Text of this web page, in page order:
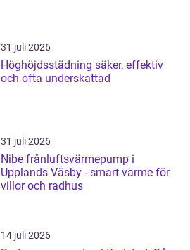
31 juli 2026
Höghöjdsstädning säker, effektiv
och ofta underskattad
31 juli 2026
Nibe frånluftsvärmepump i
Upplands Väsby - smart värme för
villor och radhus
14 juli 2026